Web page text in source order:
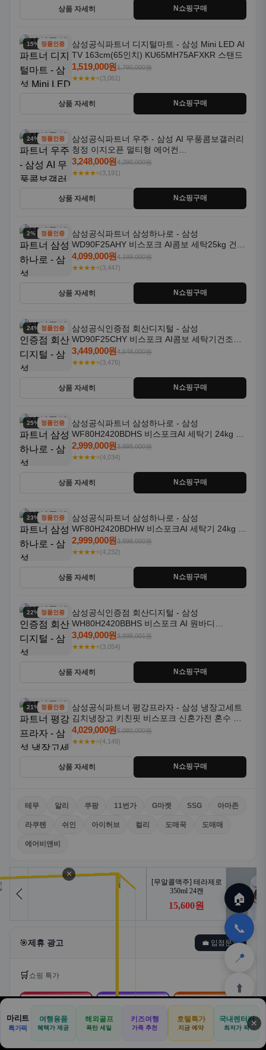
상품 자세히 N쇼핑구매
15% 할인정품인증
삼성공식파트너 디지털마트 - 삼성 Mini LED AI
TV 163cm(65인치) KU65MH75AFXKR 스탠드
1,519,000원1,790,000원
★★★★⭐(3,061)
상품 자세히 N쇼핑구매
24% 할인정품인증
삼성공식파트너 우주 - 삼성 AI 무풍콤보갤러리
청정 이지오픈 멀티형 에어컨
AF80F17D22WRS 기본설치포함
3,248,000원4,290,000원
★★★★⭐(3,191)
상품 자세히 N쇼핑구매
2% 할인정품인증
삼성공식파트너 삼성하나로 - 삼성
WD90F25AHY 비스포크 AI콤보 세탁25kg 건조
18kg 자동문열림 1등급
4,099,000원4,199,000원
★★★★⭐(3,447)
상품 자세히 N쇼핑구매
24% 할인정품인증
삼성공식인증점 회산디지털 - 삼성
WD90F25CHY 비스포크 AI콤보 세탁기건조기
일체형 25kg+18kg 1등급
3,449,000원4,548,000원
★★★★⭐(3,476)
상품 자세히 N쇼핑구매
25% 할인정품인증
삼성공식파트너 삼성하나로 - 삼성
WF80H2420BDHS 비스포크AI 세탁기 24kg 건
조기 20kg 세제자동투입
2,999,000원3,998,000원
★★★★⭐(4,034)
상품 자세히 N쇼핑구매
23% 할인정품인증
삼성공식파트너 삼성하나로 - 삼성
WF80H2420BDHW 비스포크AI 세탁기 24kg 건
조기 20kg 세제자동투입
2,999,000원3,898,000원
★★★★⭐(4,232)
상품 자세히 N쇼핑구매
22% 할인정품인증
삼성공식인증점 회산디지털 - 삼성
WH80H2420BBHS 비스포크 AI 원바디
24kg+20kg 세제자동투입 1등급
3,049,000원3,898,001원
★★★★⭐(3,054)
상품 자세히 N쇼핑구매
21% 할인정품인증
삼성공식파트너 평강프라자 - 삼성 냉장고세트
김치냉장고 키친핏 비스포크 신혼가전 혼수 입
주가전 빌트인 화이트
4,029,000원5,080,000원
★★★★⭐(4,149)
상품 자세히 N쇼핑구매
테무 알리 쿠팡 11번가 G마켓 SSG 아마존
라쿠텐 쉬인 아이허브 컬리 도매꾹 도매매
에어비앤비
🎯제휴 광고 💼 입점문의
🛒 쇼핑 특가
🛒
쿠팡
로켓배송·특가
📦
알리익스프레스
🎁
테무
초저가·무료배송
🏠
✈️
공항
⛳
📋
🛒
쿠팡
🎁
테무
🏠
📞
📍
⬆️
🏠 📝
견적
🚐
기사등록
🛒
아마존
✕
마리트
특가픽
여행용품
혜택가 제공
해외골프
폭탄 세일
키즈여행
가족 추천
호텔특가
지금 예약
국내렌터카
최저가 픽 ✕